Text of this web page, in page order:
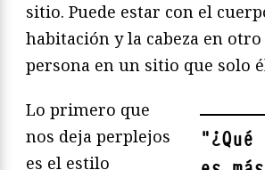
sitio. Puede estar con el
habitación y la cabeza en
persona en un sitio que solo
"
Lo primero que
nos deja perplejos
es el estilo